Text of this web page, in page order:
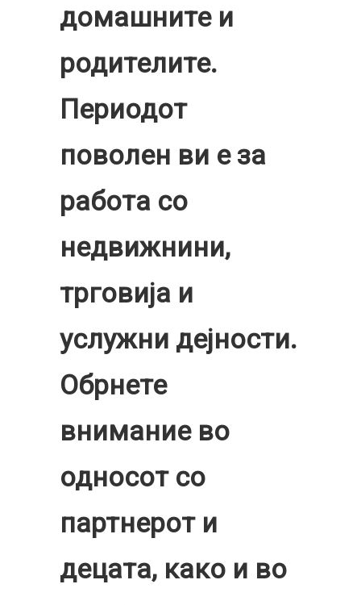
домашните и
родителите.
Периодот
поволен ви е за
работа со
недвижнини,
трговија и
услужни дејности.
Обрнете
внимание во
односот со
партнерот и
децата, како и во